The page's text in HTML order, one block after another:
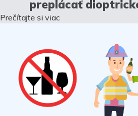
preplácať
Prečítajte si viac